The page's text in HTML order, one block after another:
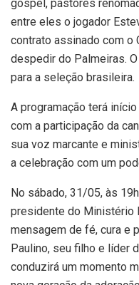
gospel, pastores
entre eles o jogador
contrato assinado com o
despedir do Palmeiras.
para a seleção brasileira.
A programação terá
com a participação da
sua voz marcante e
a celebração com um
No sábado, 31/05, às
presidente do Ministério
mensagem de fé, cura e
Paulino, seu filho e líder
conduzirá um momento